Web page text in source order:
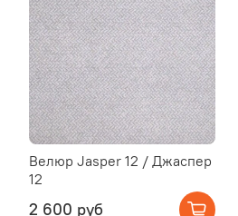
Велюр Jasper 12 / Джаспер
12
2 600 руб